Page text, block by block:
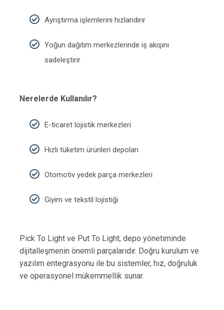
Ayrıştırma işlemlerini hızlandırır
Yoğun dağıtım merkezlerinde iş akışını
sadeleştirir
Nerelerde Kullanılır?
E-ticaret lojistik merkezleri
Hızlı tüketim ürünleri depoları
Otomotiv yedek parça merkezleri
Giyim ve tekstil lojistiği
Pick To Light ve Put To Light, depo yönetiminde
dijitalleşmenin önemli parçalarıdır. Doğru kurulum ve
yazılım entegrasyonu ile bu sistemler, hız, doğruluk
ve operasyonel mükemmellik sunar.